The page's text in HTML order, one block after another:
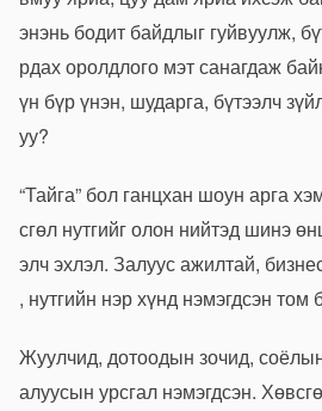
энэнь бодит байдлыг гуйвуулж,
рдахоролдлого мэтсанагдаж
үн бүрүнэн, шударга, бүтээлч
уу?
“Тайга” бол ганцхан шоун арга
сгөл нутгийголон нийтэд шинэ
элчэхлэл. Залуусажилтай,
, нутгийн нэрхүнд нэмэгдсэн том
Жуулчид, дотоодын зочид,
алуусын урсгал нэмэгдсэн.